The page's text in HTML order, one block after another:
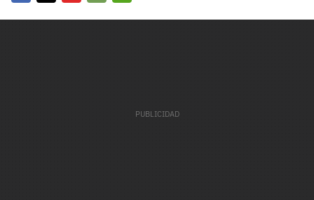
Recupera tu acceso con Facebook